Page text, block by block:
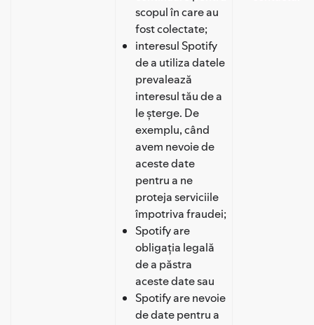
scopul în care au
fost colectate;
interesul Spotify
de a utiliza datele
prevalează
interesul tău de a
le șterge. De
exemplu, când
avem nevoie de
aceste date
pentru a ne
proteja serviciile
împotriva fraudei;
Spotify are
obligația legală
de a păstra
aceste date sau
Spotify are nevoie
de date pentru a